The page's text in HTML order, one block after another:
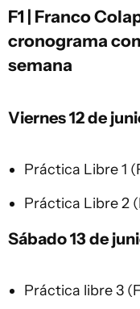
F1 | Franco
cronograma
semana
Viernes 12 de
Práctica Libre 1
Práctica Libre 2
Sábado 13 de
Práctica libre 3